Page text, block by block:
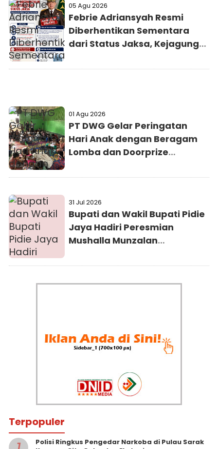
05 Agu 2026
Febrie Adriansyah Resmi
Diberhentikan Sementara
dari Status Jaksa, Kejagung
Praperadilan
01 Agu 2026
PT DWG Gelar Peringatan
Hari Anak dengan Beragam
Lomba dan Doorprize
31 Jul 2026
Bupati dan Wakil Bupati Pidie
Jaya Hadiri Peresmian
Mushalla Munzalan
Pidie Jaya
Terpopuler
Polisi Ringkus Pengedar Narkoba di Pulau Sarak